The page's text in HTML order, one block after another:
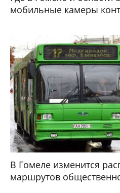
мобильные камеры
В Гомеле изменится
маршрутов